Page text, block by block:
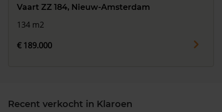
Vaart ZZ 184, Nieuw-Amsterdam
134 m2
€ 189.000
Recent verkocht in Klaroen